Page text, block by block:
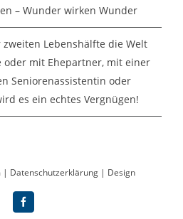
– Wunder wirken Wunder
Lebenshälfte die Welt
oder mit Ehepartner, mit einer
Seniorenassistentin oder
es ein echtes Vergnügen!
| Datenschutzerklärung| Design
Facebook